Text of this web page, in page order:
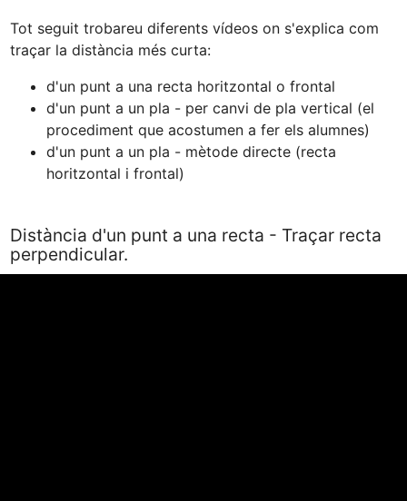
Tot seguit trobareu diferents vídeos on s'explica com
traçar la distància més curta:
d'un punt a una recta horitzontal o frontal
d'un punt a un pla - per canvi de pla vertical (el
procediment que acostumen a fer els alumnes)
d'un punt a un pla - mètode directe (recta
horitzontal i frontal)
Distància d'un punt a una recta - Traçar recta
perpendicular.